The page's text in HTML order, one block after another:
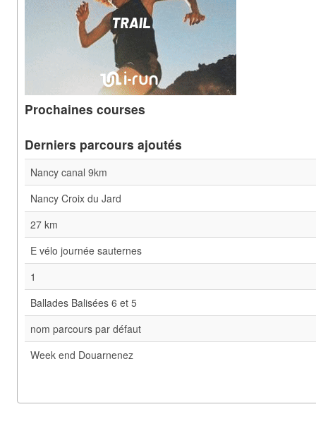
Prochaines courses
Derniers parcours ajoutés
Nancy canal 9km
Nancy Croix du Jard
27 km
E vélo journée sauternes
1
Ballades Balisées 6 et 5
nom parcours par défaut
Week end Douarnenez